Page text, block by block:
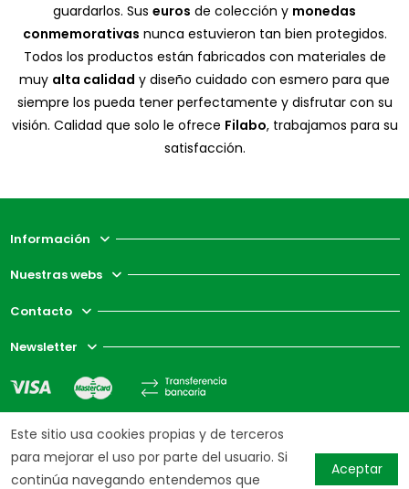
guardarlos. Sus euros de colección y monedas
conmemorativas nunca estuvieron tan bien protegidos.
Todos los productos están fabricados con materiales de
muy alta calidad y diseño cuidado con esmero para que
siempre los pueda tener perfectamente y disfrutar con su
visión. Calidad que solo le ofrece Filabo, trabajamos para su
satisfacción.
Información
Nuestras webs
Contacto
Newsletter
Este sitio usa cookies propias y de terceros
para mejorar el uso por parte del usuario. Si
continúa navegando entendemos que
Aceptar